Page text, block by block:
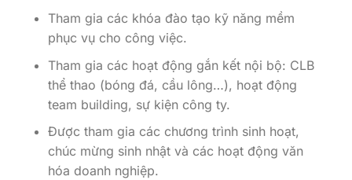
Tham gia các khóa đào tạo kỹ năng mềm
phục vụ cho công việc.
Tham gia các hoạt động gắn kết nội bộ: CLB
thể thao (bóng đá, cầu lông…), hoạt động
team building, sự kiện công ty.
Được tham gia các chương trình sinh hoạt,
chúc mừng sinh nhật và các hoạt động văn
hóa doanh nghiệp.